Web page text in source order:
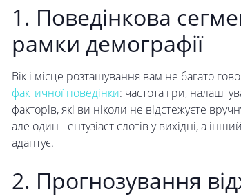
1. Поведінкова
рамки демографії
Вік і місце розташування вам не багато
фактичної поведінки: частота гри,
факторів, які ви ніколи не відстежуєте
але один - ентузіаст слотів у вихідні, а
адаптує.
2. Прогнозування